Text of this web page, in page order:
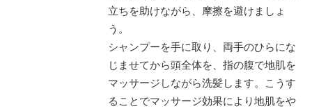
立ちを助けながら、摩擦を避けましょ
う。
シャンプーを手に取り、両手のひらにな
じませてから頭全体を、指の腹で地肌を
マッサージしながら洗髪します。こうす
ることでマッサージ効果により地肌をや